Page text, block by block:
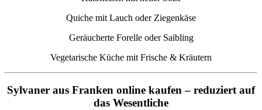
Quiche mit Lauch oder Ziegenkäse
Geräucherte Forelle oder Saibling
Vegetarische Küche mit Frische & Kräutern
Sylvaner aus Franken online kaufen – reduziert auf
das Wesentliche